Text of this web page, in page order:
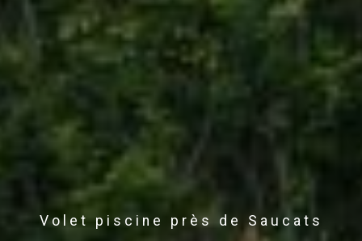
Volet piscine près de Saucats